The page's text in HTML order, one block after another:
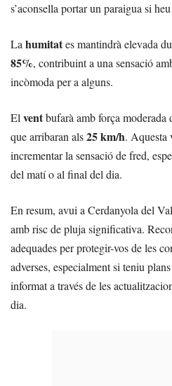
s’aconsella portar un paraigua si
La humitates mantindrà elevada
85%, contribuint a una sensació
incòmoda per a alguns.
El ventbufarà amb força moderada
que arribaran als25 km/h. Aquesta
incrementar la sensació de fred,
del matí o al final del dia.
En resum, avui a Cerdanyola del
amb risc de pluja significativa.
adequades per protegir-vos de les
adverses, especialment si teniu
informat a través de les
dia.